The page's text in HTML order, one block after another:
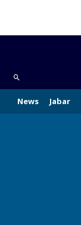
News Jabar